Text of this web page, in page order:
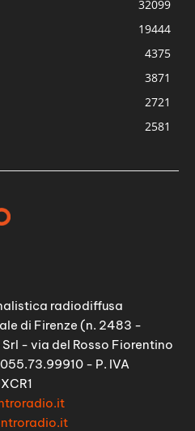
32099
19444
4375
3871
2721
2581
radiodiffusa
di Firenze (n. 2483 -
- via del Rosso Fiorentino
- P. IVA